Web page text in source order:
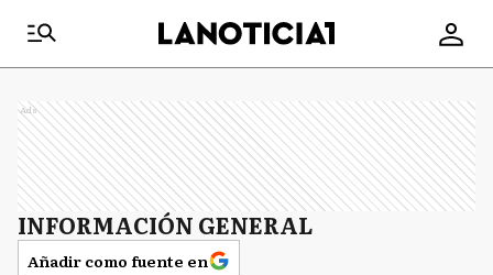
Ads
INFORMACIÓN GENERAL
Añadir como fuente en